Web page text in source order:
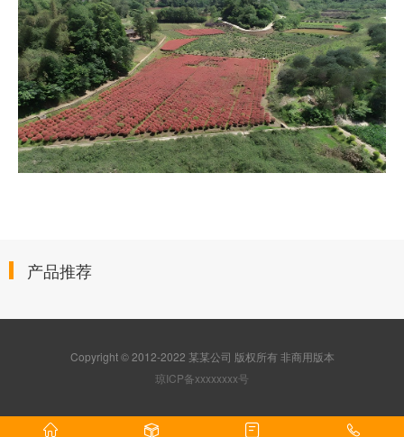
产品推荐
Copyright © 2012-2022 某某公司 版权所有 非商用版本
琼ICP备xxxxxxxx号